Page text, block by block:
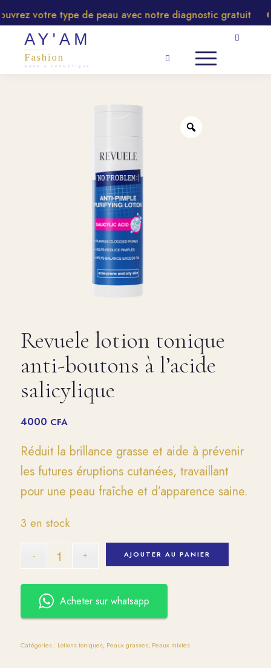
votre type de peau avec notre diagnostic gratuit
Revuele lotion tonique
anti-boutons à l’acide
salicylique
4000 CFA
Réduit la brillance grasse et aide à prévenir
les futures éruptions cutanées, travaillant
pour une peau fraîche et d’apparence saine.
3 en stock
AJOUTER AU PANIER
Acheter sur whatsapp
Catégories : Lotions toniques, Peaux grasses, Peaux mixtes